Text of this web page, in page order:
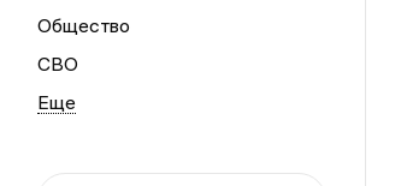
Общество
СВО